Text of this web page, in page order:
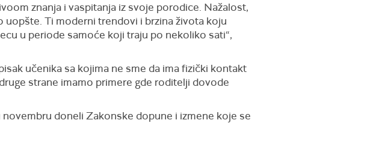
om znanja i vaspitanja iz svoje porodice. Nažalost,
uopšte. Ti moderni trendovi i brzina života koju
u periode samoće koji traju po nekoliko sati“,
učenika sa kojima ne sme da ima fizički kontakt
strane imamo primere gde roditelji dovode
novembru doneli Zakonske dopune i izmene koje se